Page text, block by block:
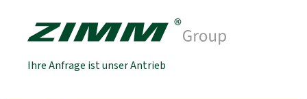
Ihre Anfrage ist unser Antrieb